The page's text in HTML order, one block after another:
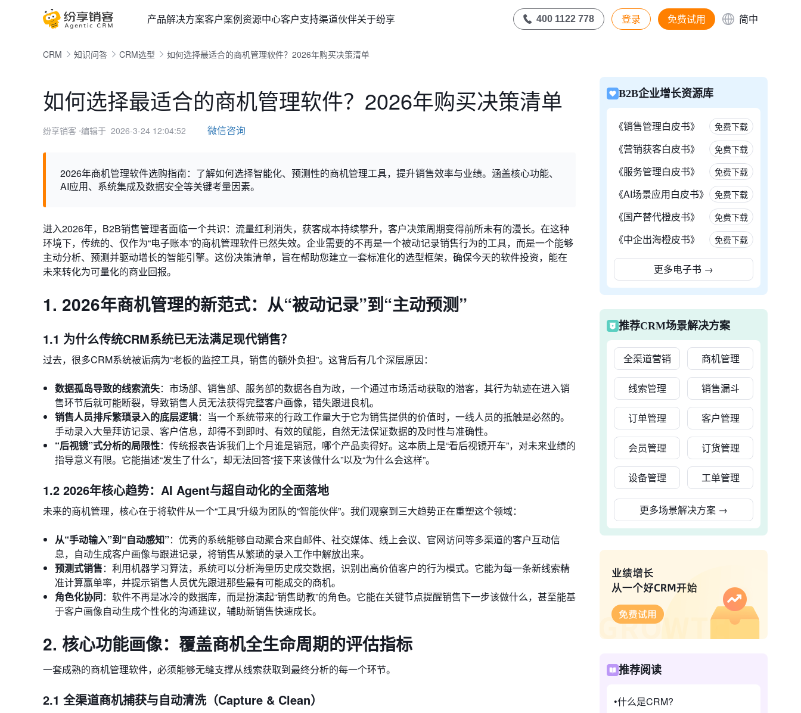
产品解决方案客户案例资源中心客户支持渠道伙伴关于纷享 400 1122 778 登录 免费试用 简中
CRM 知识问答 CRM选型 如何选择最适合的商机管理软件？2026年购买决策清单
如何选择最适合的商机管理软件？2026年购买决策清单
纷享销客 ⋅编辑于 2026-3-24 12:04:52 微信咨询
2026年商机管理软件选购指南：了解如何选择智能化、预测性的商机管理工具，提升销售效率与业绩。涵盖核心功能、
AI应用、系统集成及数据安全等关键考量因素。
进入2026年，B2B销售管理者面临一个共识：流量红利消失，获客成本持续攀升，客户决策周期变得前所未有的漫长。在这种
环境下，传统的、仅作为“电子账本”的商机管理软件已然失效。企业需要的不再是一个被动记录销售行为的工具，而是一个能够
主动分析、预测并驱动增长的智能引擎。这份决策清单，旨在帮助您建立一套标准化的选型框架，确保今天的软件投资，能在
未来转化为可量化的商业回报。
1. 2026年商机管理的新范式：从“被动记录”到“主动预测”
1.1 为什么传统CRM系统已无法满足现代销售？
过去，很多CRM系统被诟病为“老板的监控工具，销售的额外负担”。这背后有几个深层原因：
数据孤岛导致的线索流失：市场部、销售部、服务部的数据各自为政，一个通过市场活动获取的潜客，其行为轨迹在进入销
售环节后就可能断裂，导致销售人员无法获得完整客户画像，错失跟进良机。
销售人员排斥繁琐录入的底层逻辑：当一个系统带来的行政工作量大于它为销售提供的价值时，一线人员的抵触是必然的。
手动录入大量拜访记录、客户信息，却得不到即时、有效的赋能，自然无法保证数据的及时性与准确性。
“后视镜”式分析的局限性：传统报表告诉我们上个月谁是销冠，哪个产品卖得好。这本质上是“看后视镜开车”，对未来业绩的
指导意义有限。它能描述“发生了什么”，却无法回答“接下来该做什么”以及“为什么会这样”。
1.2 2026年核心趋势：AI Agent与超自动化的全面落地
未来的商机管理，核心在于将软件从一个“工具”升级为团队的“智能伙伴”。我们观察到三大趋势正在重塑这个领域：
从“手动输入”到“自动感知”：优秀的系统能够自动聚合来自邮件、社交媒体、线上会议、官网访问等多渠道的客户互动信
息，自动生成客户画像与跟进记录，将销售从繁琐的录入工作中解放出来。
预测式销售：利用机器学习算法，系统可以分析海量历史成交数据，识别出高价值客户的行为模式。它能为每一条新线索精
准计算赢单率，并提示销售人员优先跟进那些最有可能成交的商机。
角色化协同：软件不再是冰冷的数据库，而是扮演起“销售助教”的角色。它能在关键节点提醒销售下一步该做什么，甚至能基
于客户画像自动生成个性化的沟通建议，辅助新销售快速成长。
2. 核心功能画像：覆盖商机全生命周期的评估指标
一套成熟的商机管理软件，必须能够无缝支撑从线索获取到最终分析的每一个环节。
2.1 全渠道商机捕获与自动清洗（Capture & Clean）
B2B企业增长资源库
《销售管理白皮书》 免费下载
《营销获客白皮书》 免费下载
《服务管理白皮书》 免费下载
《AI场景应用白皮书》 免费下载
《国产替代橙皮书》 免费下载
《中企出海橙皮书》 免费下载
更多电子书 →
推荐CRM场景解决方案
全渠道营销 商机管理
线索管理 销售漏斗
订单管理 客户管理
会员管理 订货管理
设备管理 工单管理
更多场景解决方案 →
推荐阅读
什么是CRM?